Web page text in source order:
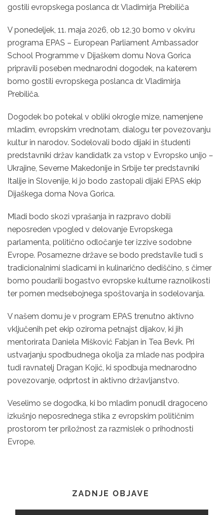
gostili evropskega poslanca dr. Vladimirja Prebiliča
V ponedeljek, 11. maja 2026, ob 12.30 bomo v okviru
programa EPAS – European Parliament Ambassador
School Programme v Dijaškem domu Nova Gorica
pripravili poseben mednarodni dogodek, na katerem
bomo gostili evropskega poslanca dr. Vladimirja
Prebiliča.
Dogodek bo potekal v obliki okrogle mize, namenjene
mladim, evropskim vrednotam, dialogu ter povezovanju
kultur in narodov. Sodelovali bodo dijaki in študenti
predstavniki držav kandidatk za vstop v Evropsko unijo –
Ukrajine, Severne Makedonije in Srbije ter predstavniki
Italije in Slovenije, ki jo bodo zastopali dijaki EPAS ekip
Dijaškega doma Nova Gorica.
Mladi bodo skozi vprašanja in razpravo dobili
neposreden vpogled v delovanje Evropskega
parlamenta, politično odločanje ter izzive sodobne
Evrope. Posamezne države se bodo predstavile tudi s
tradicionalnimi sladicami in kulinarično dediščino, s čimer
bomo poudarili bogastvo evropske kulturne raznolikosti
ter pomen medsebojnega spoštovanja in sodelovanja.
V našem domu je v program EPAS trenutno aktivno
vključenih pet ekip oziroma petnajst dijakov, ki jih
mentorirata Daniela Mišković Fabjan in Tea Bevk. Pri
ustvarjanju spodbudnega okolja za mlade nas podpira
tudi ravnatelj Dragan Kojić, ki spodbuja mednarodno
povezovanje, odprtost in aktivno državljanstvo.
Veselimo se dogodka, ki bo mladim ponudil dragoceno
izkušnjo neposrednega stika z evropskim političnim
prostorom ter priložnost za razmislek o prihodnosti
Evrope.
ZADNJE OBJAVE